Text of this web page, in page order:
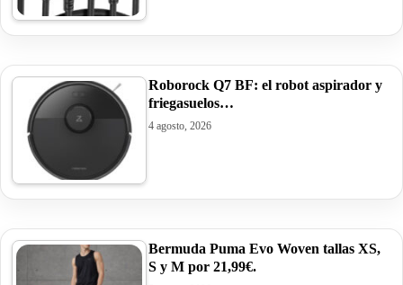
Roborock Q7 BF: el robot aspirador y
friegasuelos…
4 agosto, 2026
Bermuda Puma Evo Woven tallas XS,
S y M por 21,99€.